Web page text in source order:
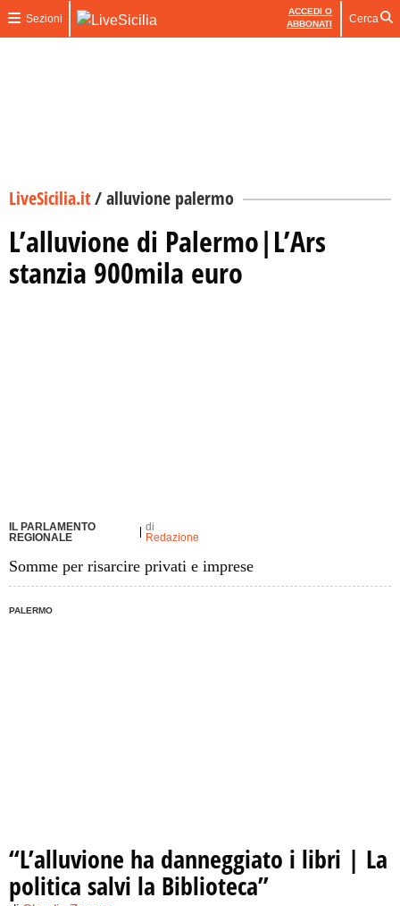
Sezioni
ACCEDI O
ABBONATI
Cerca
LiveSicilia.it/alluvione palermo
L’alluvione di Palermo|L’Ars
stanzia 900mila euro
IL PARLAMENTO
REGIONALE
di
Redazione
Somme per risarcire privati e imprese
PALERMO
“L’alluvione ha danneggiato i libri | La
politica salvi la Biblioteca”